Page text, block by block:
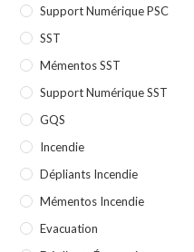
Support Numérique PSC
SST
Mémentos SST
Support Numérique SST
GQS
Incendie
Dépliants Incendie
Mémentos Incendie
Evacuation